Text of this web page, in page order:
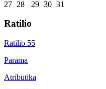
27 28 29 30 31
Ratilio
Ratilio 55
Parama
Atributika